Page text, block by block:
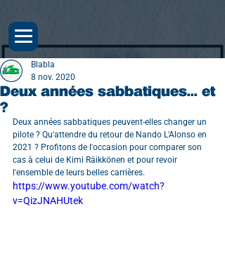
Deux années sabbatiques... et
?
Blabla
8 nov. 2020
Deux années sabbatiques peuvent-elles changer un
pilote ? Qu'attendre du retour de Nando L'Alonso en
2021 ? Profitons de l'occasion pour comparer son
cas à celui de Kimi Räikkönen et pour revoir
l'ensemble de leurs belles carrières.
https://www.youtube.com/watch?
v=QizJNAHUtek